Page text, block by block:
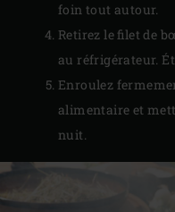
foin tout autour.
Retirez le filet de
au réfrigérateur.
Enroulez
alimentaire et
nuit.